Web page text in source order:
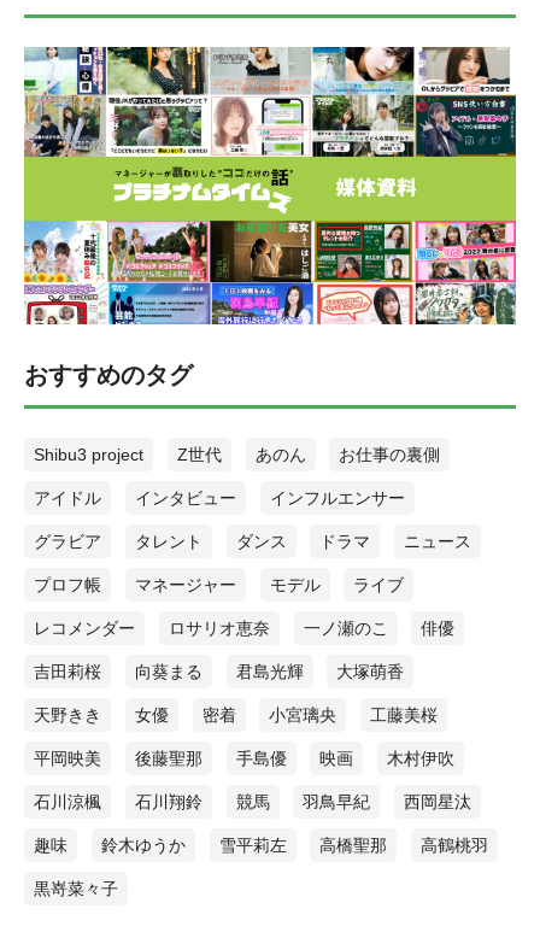
おすすめのタグ
Shibu3 project Z世代 あのん お仕事の裏側
アイドル インタビュー インフルエンサー
グラビア タレント ダンス ドラマ ニュース
プロフ帳 マネージャー モデル ライブ
レコメンダー ロサリオ恵奈 一ノ瀬のこ 俳優
吉田莉桜 向葵まる 君島光輝 大塚萌香
天野きき 女優 密着 小宮璃央 工藤美桜
平岡映美 後藤聖那 手島優 映画 木村伊吹
石川涼楓 石川翔鈴 競馬 羽鳥早紀 西岡星汰
趣味 鈴木ゆうか 雪平莉左 高橋聖那 高鶴桃羽
黒嵜菜々子